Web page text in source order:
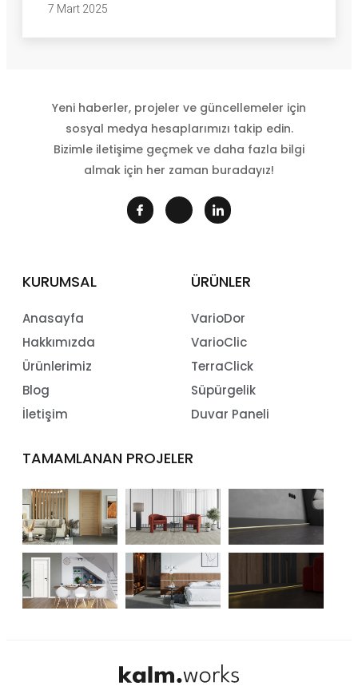
7 Mart 2025
Yeni haberler, projeler ve güncellemeler için
sosyal medya hesaplarımızı takip edin.
Bizimle iletişime geçmek ve daha fazla bilgi
almak için her zaman buradayız!
KURUMSAL
Anasayfa
Hakkımızda
Ürünlerimiz
Blog
İletişim
ÜRÜNLER
VarioDor
VarioClic
TerraClick
Süpürgelik
Duvar Paneli
TAMAMLANAN PROJELER